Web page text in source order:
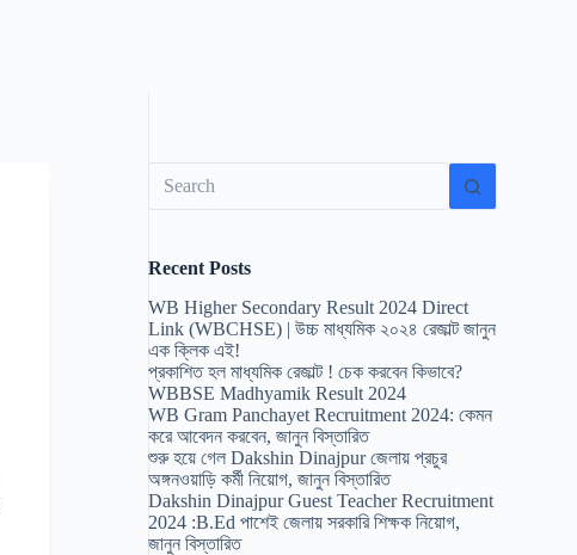
results
Recent Posts
WB Higher Secondary Result 2024 Direct
Link (WBCHSE) | উচ্চ মাধ্যমিক ২০২৪ রেজাল্ট জানুন
এক ক্লিক এই!
প্রকাশিত হল মাধ্যমিক রেজাল্ট ! চেক করবেন কিভাবে?
WBBSE Madhyamik Result 2024
WB Gram Panchayet Recruitment 2024: কেমন
করে আবেদন করবেন, জানুন বিস্তারিত
শুরু হয়ে গেল Dakshin Dinajpur জেলায় প্রচুর
অঙ্গনওয়াড়ি কর্মী নিয়োগ, জানুন বিস্তারিত
Dakshin Dinajpur Guest Teacher Recruitment
2024 :B.Ed পাশেই জেলায় সরকারি শিক্ষক নিয়োগ,
জানুন বিস্তারিত